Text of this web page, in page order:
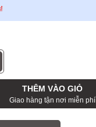
THÊM VÀO GIỎ
Giao hàng tận nơi miễn phí